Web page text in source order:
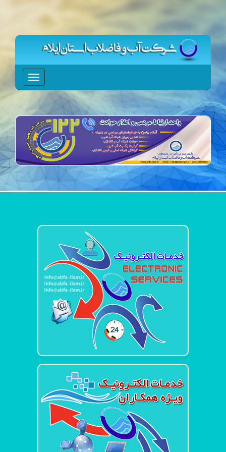
شناسنامه خدمات الکترونیک
سامانه خدمات الکترونیک شرکت
سامانه مشاهده آنلاین فیش آب
پرداخت الکترونیک قبوض